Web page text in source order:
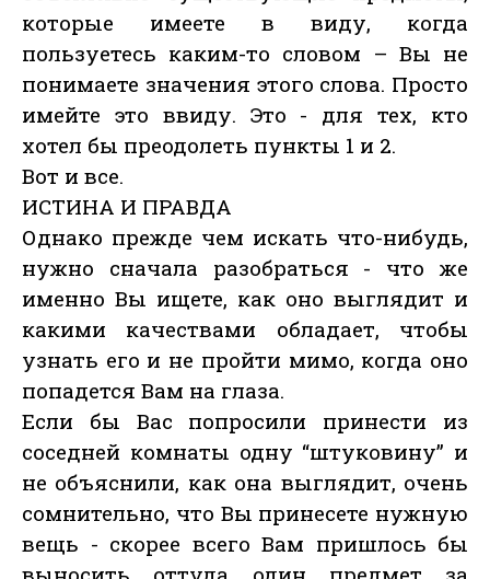
которые имеете в виду, когда
пользуетесь каким-то словом – Вы не
понимаете значения этого слова. Просто
имейте это ввиду. Это - для тех, кто
хотел бы преодолеть пункты 1 и 2.
Вот и все.
ИСТИНА И ПРАВДА
Однако прежде чем искать что-нибудь,
нужно сначала разобраться - что же
именно Вы ищете, как оно выглядит и
какими качествами обладает, чтобы
узнать его и не пройти мимо, когда оно
попадется Вам на глаза.
Если бы Вас попросили принести из
соседней комнаты одну “штуковину” и
не объяснили, как она выглядит, очень
сомнительно, что Вы принесете нужную
вещь - скорее всего Вам пришлось бы